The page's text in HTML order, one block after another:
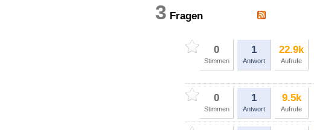
3 Fragen
0
Stimmen
1
Antwort
22.9k
Aufrufe
0
Stimmen
1
Antwort
9.5k
Aufrufe